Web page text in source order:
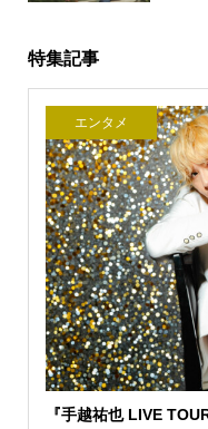
特集記事
エンタメ
『手越祐也 LIVE